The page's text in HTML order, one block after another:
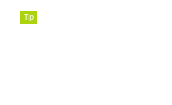
Tip